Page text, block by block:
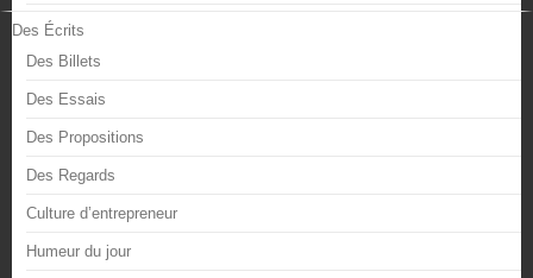
Des Écrits
Des Billets
Des Essais
Des Propositions
Des Regards
Culture d’entrepreneur
Humeur du jour